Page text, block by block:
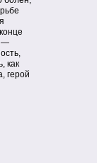
—
как
герой